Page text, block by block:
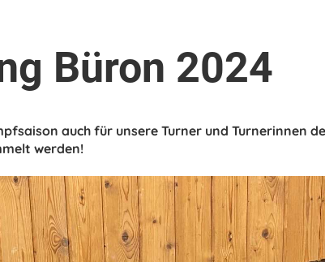
Büron 2024
auch für unsere Turner und Turnerinnen
werden!